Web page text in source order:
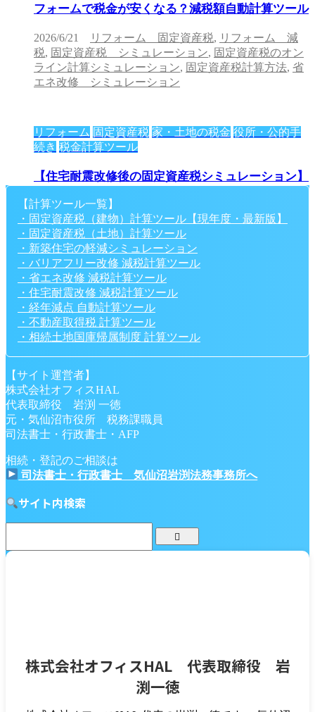
【計算ツール一覧】
・固定資産税（建物）計算ツール【現年度・最新版】
・固定資産税（土地）計算ツール
・新築住宅の軽減シミュレーション
・バリアフリー改修 減税計算ツール
・省エネ改修 減税計算ツール
・住宅耐震改修 減税計算ツール
・経年減点 自動計算ツール
・不動産取得税 計算ツール
・相続土地国庫帰属制度 計算ツール
【サイト運営者】
株式会社オフィスHAL
代表取締役 岩渕 一徳
元・気仙沼市役所 税務課職員
司法書士・行政書士・AFP
相続・登記のご相談は
司法書士・行政書士 気仙沼岩渕法務事務所へ
サイト内検索
株式会社オフィスHAL 代表取締役 岩
渕一徳
フォームで税金が安くなる？減税額自動計算ツール
2026/6/21 リフォーム 固定資産税, リフォーム 減
税, 固定資産税 シミュレーション, 固定資産税のオン
ライン計算シミュレーション, 固定資産税計算方法, 省
エネ改修 シミュレーション
リフォーム 固定資産税 家・土地の税金 役所・公的手
続き 税金計算ツール
【住宅耐震改修後の固定資産税シミュレーション】
リフォームで税金が安くなる？減税額自動計算ツー
ル
2026/6/21 リフォーム 固定資産税
税,住宅耐震改修 シミュレーション
ミュレーション,固定資産税のオンライン計算シミュレ
ーション,固定資産税計算方法
固定資産税 家・土地の税金 役所・公的手続き
【新築一戸建て住宅の固定資産税〔減税〕シミュレ
ーション】住宅軽減額の税金自動計算ツール
2023/1/20 固定資産税 シミュレーション
のオンライン計算シミュレーション
法, 新築住宅軽減 シミュレーション
固定資産税
固定資産税(土地)自動計算シミュレーション【元税
務課職員作成の住宅用地特例による軽減・減税額計
不動産取得税 土地 家・土地の税金 家・間取り
役所・
税金計算ツール